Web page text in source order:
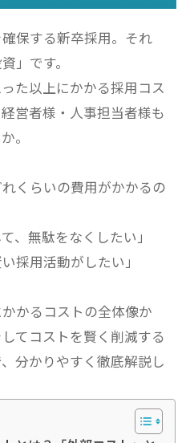
保する新卒採用。それ
」です。
た以上にかかる採用コス
営者様・人事担当者様も
。
くらいの費用がかかるの
、無駄をなくしたい」
採用活動がしたい」
かるコストの全体像か
てコストを賢く削減する
分かりやすく徹底解説し